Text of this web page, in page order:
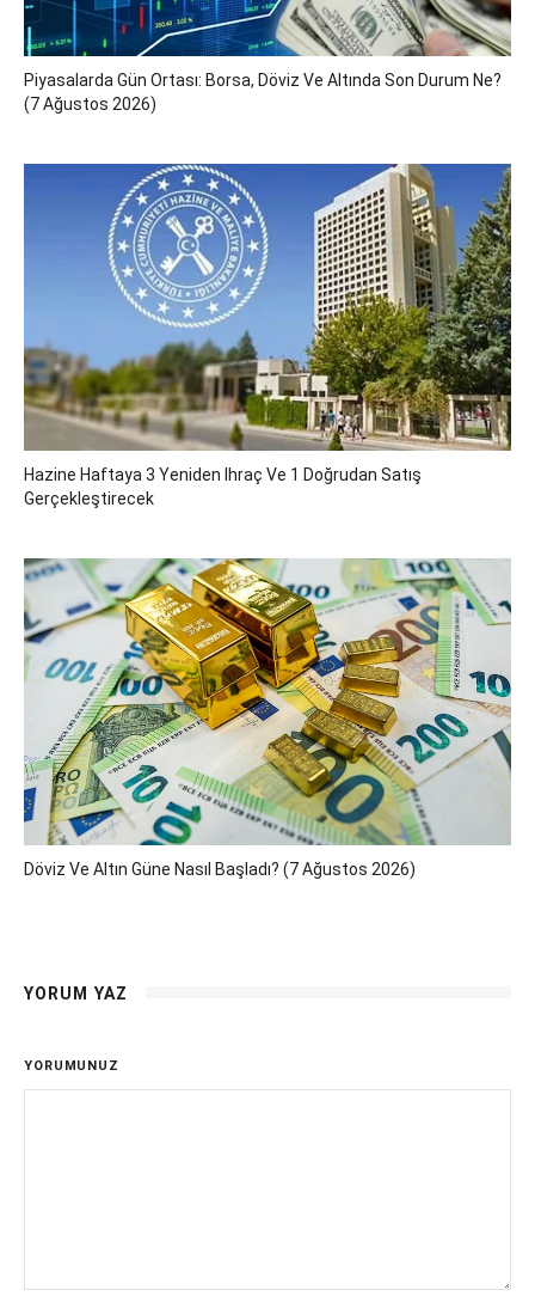
Piyasalarda Gün Ortası: Borsa, Döviz Ve Altında Son Durum Ne?
(7 Ağustos 2026)
Hazine Haftaya 3 Yeniden Ihraç Ve 1 Doğrudan Satış
Gerçekleştirecek
Döviz Ve Altın Güne Nasıl Başladı? (7 Ağustos 2026)
YORUM YAZ
YORUMUNUZ